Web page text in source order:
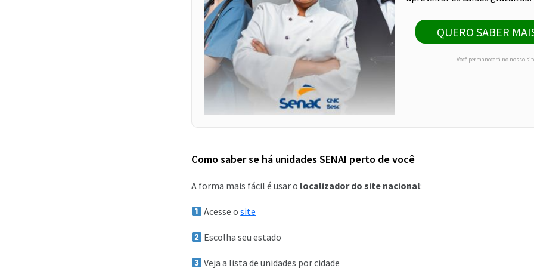
QUERO SABER
Você permanecerá no nosso
Como saber se há unidades SENAI perto de você
A forma mais fácil é usar o localizador do site nacional:
Acesse osite
Escolha seu estado
Veja a lista de unidades por cidade